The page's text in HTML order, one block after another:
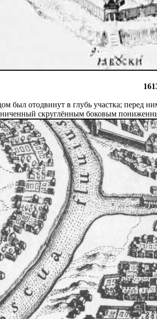
был отодвинут в глубь участка; перед
скруглённым боковым